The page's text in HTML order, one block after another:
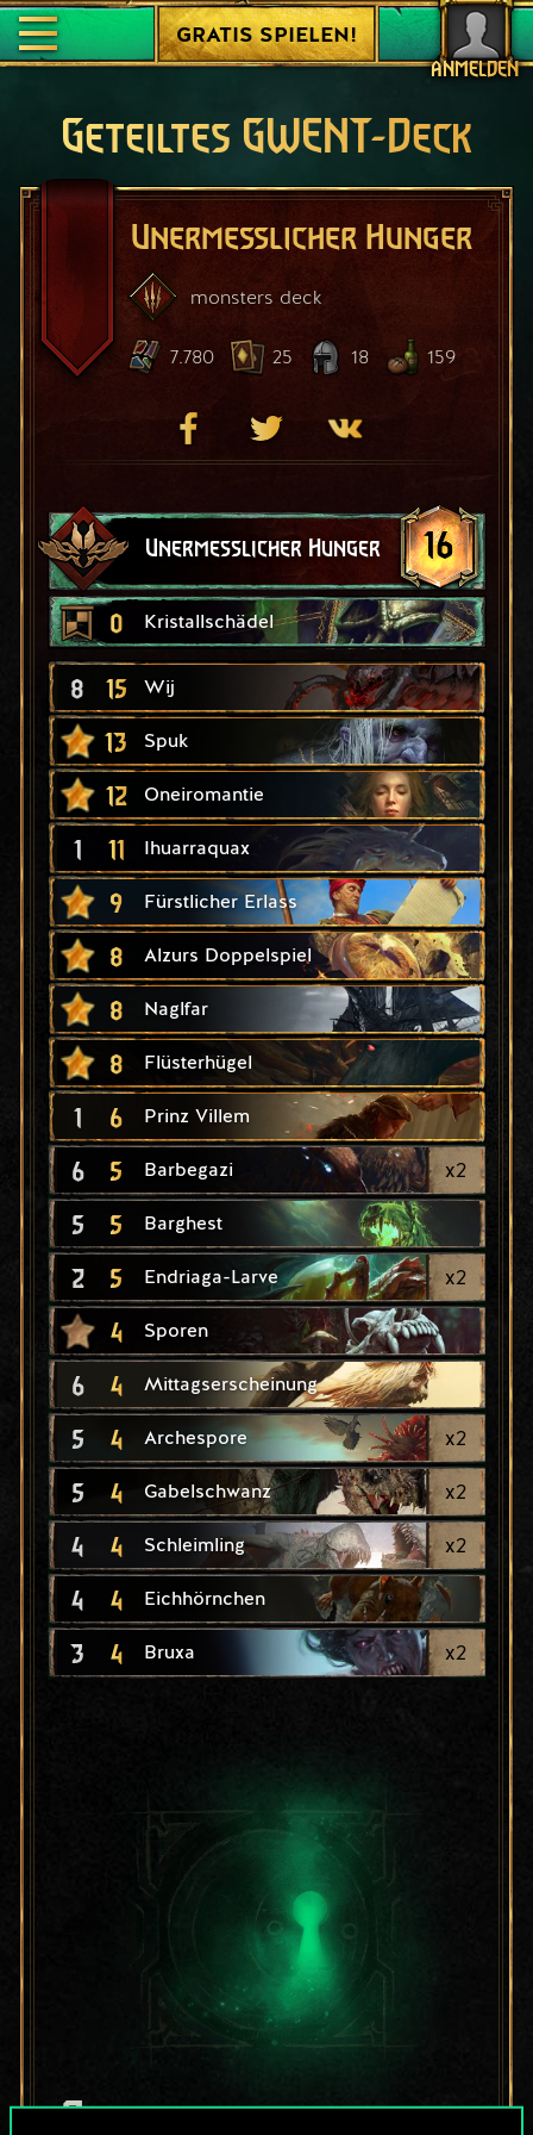
ANMELDEN
GRATIS SPIELEN!
Geteiltes GWENT-Deck
Unermesslicher Hunger
monsters deck
7.780 25 18 159
Unermesslicher Hunger 16
0 Kristallschädel
8 15 Wij
13 Spuk
12 Oneiromantie
1 11 Ihuarraquax
9 Fürstlicher Erlass
8 Alzurs Doppelspiel
8 Naglfar
8 Flüsterhügel
1 6 Prinz Villem
6 5 Barbegazi x2
5 5 Barghest
2 5 Endriaga-Larve x2
4 Sporen
6 4 Mittagserscheinung
5 4 Archespore x2
5 4 Gabelschwanz x2
4 4 Schleimling x2
4 4 Eichhörnchen
3 4 Bruxa x2
Bis jetzt ist dies nur